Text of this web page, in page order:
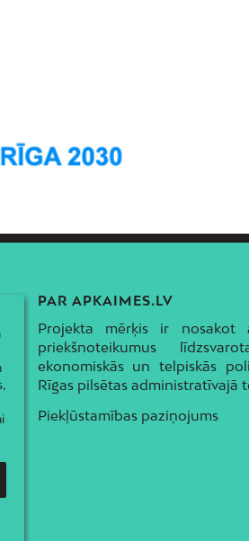
PAR APKAIMES.LV
Projekta mērķis ir nosakot
priekšnoteikumus
ekonomiskās un telpiskās
Rīgas pilsētas administratīvajā
Piekļūstamības paziņojums